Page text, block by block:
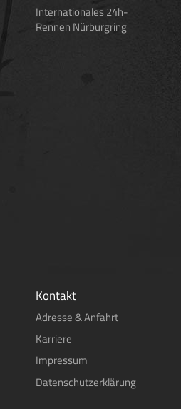
Internationales 24h-
Rennen Nürburgring
Kontakt
Adresse & Anfahrt
Karriere
Impressum
Datenschutzerklärung